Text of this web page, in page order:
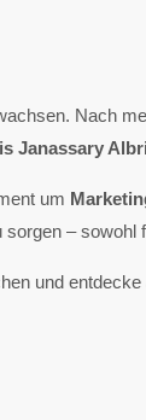
Nach
Janassary
um
– sowohl
und